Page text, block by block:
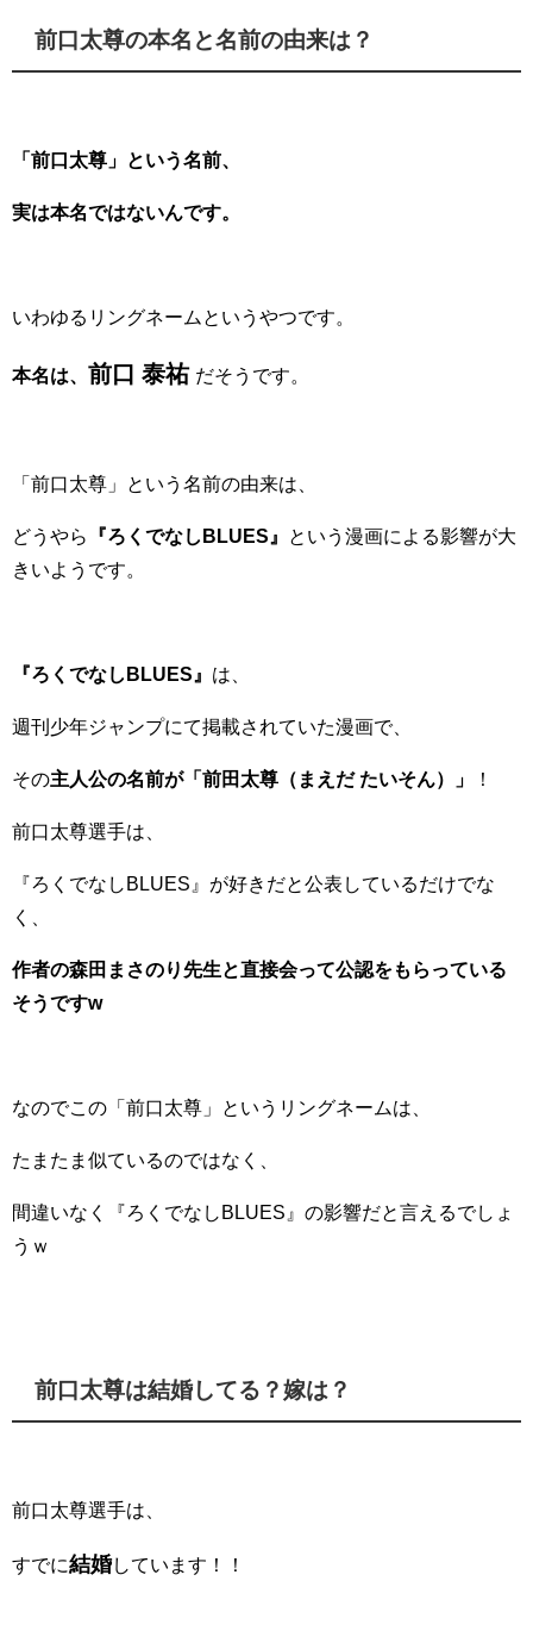
前口太尊の本名と名前の由来は？
「前口太尊」という名前、
実は本名ではないんです。
いわゆるリングネームというやつです。
本名は、 前口 泰祐 だそうです。
「前口太尊」という名前の由来は、
どうやら 『ろくでなしBLUES』
という漫画による影響が大
きいようです。
『ろくでなしBLUES』 は、
週刊少年ジャンプにて掲載されていた漫画で、
その主人公の名前が「 前田太尊（まえだ たいそん） 」 ！
前口太尊選手は、
『ろくでなしBLUES』が好きだと公表しているだけでな
く、
作者の森田まさのり先生と直接会って公認をもらっている
そうですw
なのでこの「前口太尊」というリングネームは、
たまたま似ているのではなく、
間違いなく『ろくでなしBLUES』の影響だと言えるでしょ
うｗ
前口太尊は結婚してる？嫁は？
前口太尊選手は、
すでに結婚しています！！